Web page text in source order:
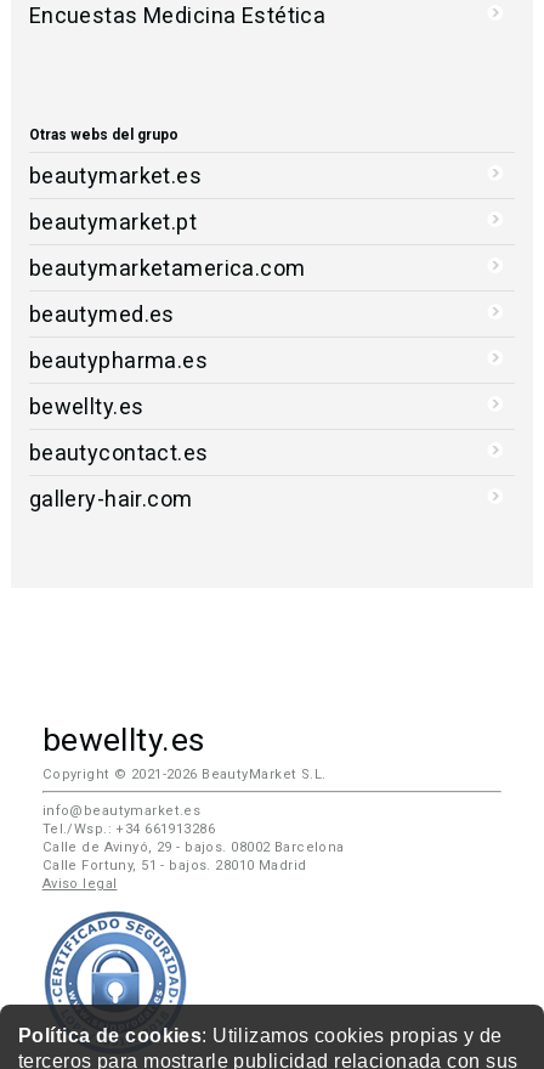
Política de cookies: Utilizamos cookies propias y de
terceros para mostrarle publicidad relacionada con sus
Encuestas Medicina Estética
Otras webs del grupo
beautymarket.es
beautymarket.pt
beautymarketamerica.com
beautymed.es
beautypharma.es
bewellty.es
beautycontact.es
gallery-hair.com
bewellty.es
Copyright © 2021-2026 BeautyMarket S.L.
info@beautymarket.es
Tel./Wsp.: +34 661913286
Calle de Avinyó, 29 - bajos. 08002 Barcelona
Calle Fortuny, 51 - bajos. 28010 Madrid
Aviso legal